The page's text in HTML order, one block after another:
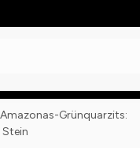
Grünquarzits: